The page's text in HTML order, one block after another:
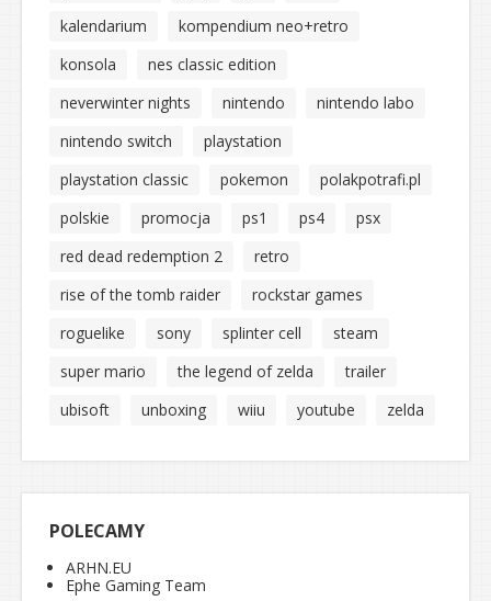
kalendarium
kompendium neo+retro
konsola
nes classic edition
neverwinter nights
nintendo
nintendo labo
nintendo switch
playstation
playstation classic
pokemon
polakpotrafi.pl
polskie
promocja ps1 ps4
psx
red dead redemption 2
retro
rise of the tomb raider
rockstar games
roguelike
sony splinter cell
steam
super mario
the legend of zelda
trailer
ubisoft
unboxing wiiu youtube zelda
POLECAMY
ARHN.EU
Ephe Gaming Team